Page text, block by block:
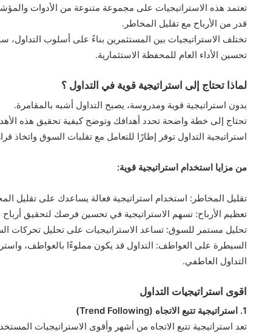
تعتمد هذه الاستراتيجيات على مجموعة متنوعة من الأدوات
قدر من الأرباح مع تقليل المخاطر.
تختلف الاستراتيجيات بين المستثمرين بناءً على أسلوب التداول،
تحسين الأداء العام للمحفظة الاستثمارية.
لماذا تحتاج إلى استراتيجية قوية في التداول ؟
بدون استراتيجية قوية ومدروسة، يصبح التداول أشبه بالمقامرة.
تحتاج إلى خطة واضحة تحدد أهدافك وتوضح كيفية تحقيق هذه
استراتيجية التداول توفر إطارًا للتعامل مع تقلبات السوق واتخاذ
من مزايا استخدام استراتيجية قوية:
تقليل المخاطر: استخدام استراتيجية فعالة يساعدك على تقليل
تعظيم الأرباح: تسهم الاستراتيجية في تحسين فرصك لتحقيق
تحليل مستمر للسوق: تساعد الاستراتيجيات على تحليل تحركات
السيطرة على العواطف: التداول قد يكون مملوءًا بالعواطف،
التداول العاطفي.
اقوى استراتيجيات التداول
1. استراتيجية تتبع الاتجاه (Trend Following)
تعد استراتيجية تتبع الاتجاه من أشهر وأقوى الاستراتيجيات